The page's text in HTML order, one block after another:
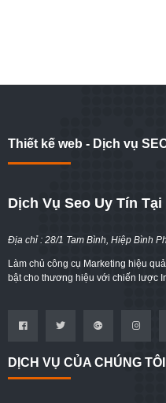
Thiết kế web - Dịch vụ
Dịch Vụ Seo Uy Tín Tại
Địa chỉ : 28/1 Tam Bình, Hiệp Bình
Làm chủ công cụ Marketing hiệu
bật cho thương hiệu với chiến lược
DỊCH VỤ CỦA CHÚNG TÔI